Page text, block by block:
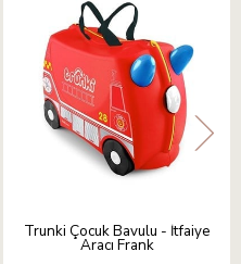
Trunki Çocuk Bavulu - İtfaiye
Aracı Frank